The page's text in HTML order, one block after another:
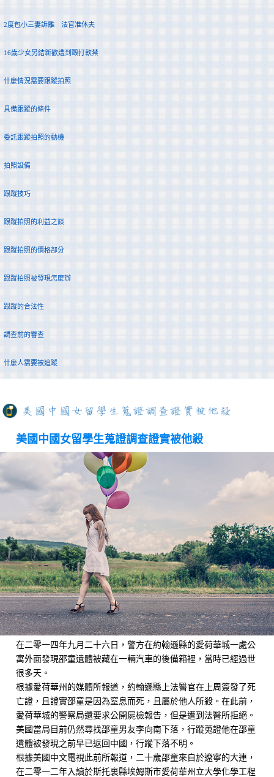
2度包小三妻訴離 法官准休夫
16歲少女另結新歡遭到毆打軟禁
什麼情況需要跟蹤拍照
具備跟蹤的條件
委託跟蹤拍照的動機
拍照設備
跟蹤技巧
跟蹤拍照的利益之談
跟蹤拍照的價格部分
跟蹤拍照被發現怎麼辦
跟蹤的合法性
調查前的審查
什麼人需要被追蹤
美國中國女留學生蒐證調查證實被他殺
在二零一四年九月二十六日，警方在約翰遜縣的愛荷華城一處公
寓外面發現邵童遺體被藏在一輛汽車的後備箱裡，當時已經過世
很多天。
根據愛荷華州的媒體所報道，約翰遜縣上法醫官在上周簽發了死
亡證，且證實邵童是因為窒息而死，且屬於他人所殺。在此前，
愛荷華城的警察局還要求公開屍檢報告，但是遭到法醫所拒絕。
美國當局目前仍然尋找邵童男友李向南下落，行蹤蒐證他在邵童
遺體被發現之前早已返回中國，行蹤下落不明。
根據美國中文電視此前所報道，二十歲邵童來自於遼寧的大連，
在二零一二年入讀於斯托裏縣埃姆斯市愛荷華州立大學化學工程